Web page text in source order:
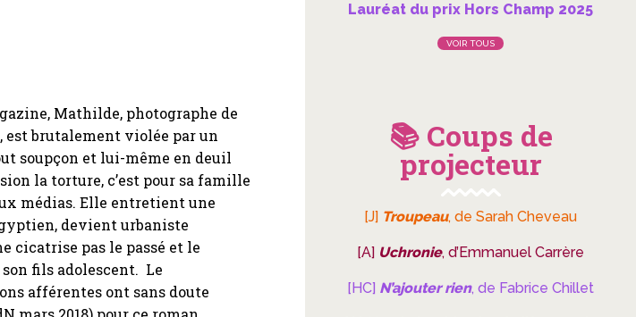
Mathilde, photographe de
est brutalement violée par un
soupçon et lui-même en deuil
la torture, c’est pour sa famille
médias. Elle entretient une
devient urbaniste
cicatrise pas le passé et le
fils adolescent. Le
afférentes ont sans doute
Lauréat du prix Hors Champ 2025
VOIR TOUS
📚 Coups de
projecteur
[J] Troupeau, de Sarah Cheveau
[A] Uchronie, d’Emmanuel Carrère
[HC] N’ajouter rien, de Fabrice Chillet